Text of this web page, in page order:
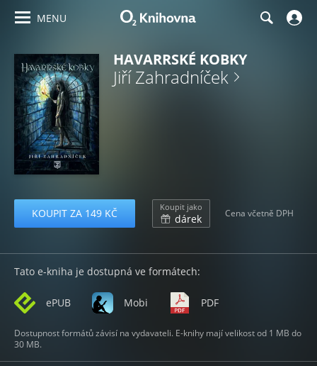
MENU
HAVARRSKÉ KOBKY
Jiří Zahradníček
KOUPIT ZA 149 KČ Koupit jako
dárek Cena včetně DPH
Tato e-kniha je dostupná ve formátech:
ePUB Mobi PDF
Dostupnost formátů závisí na vydavateli. E-knihy mají velikost od 1 MB do
30 MB.